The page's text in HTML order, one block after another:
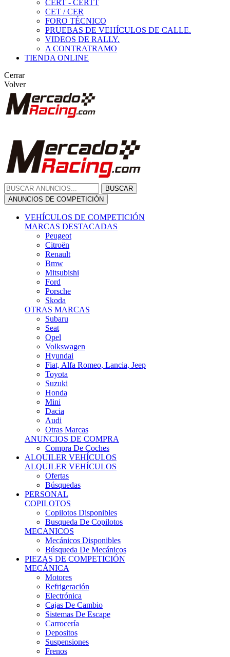
CERT - CERTT
CET / CER
FORO TÉCNICO
PRUEBAS DE VEHÍCULOS DE CALLE.
VIDEOS DE RALLY.
A CONTRATRAMO
TIENDA ONLINE
Cerrar
Volver
BUSCAR
ANUNCIOS DE COMPETICIÓN
VEHÍCULOS DE COMPETICIÓN
MARCAS DESTACADAS
Peugeot
Citroën
Renault
Bmw
Mitsubishi
Ford
Porsche
Skoda
OTRAS MARCAS
Subaru
Seat
Opel
Volkswagen
Hyundai
Fiat, Alfa Romeo, Lancia, Jeep
Toyota
Suzuki
Honda
Mini
Dacia
Audi
Otras Marcas
ANUNCIOS DE COMPRA
Compra De Coches
ALQUILER VEHÍCULOS
ALQUILER VEHÍCULOS
Ofertas
Búsquedas
PERSONAL
COPILOTOS
Copilotos Disponibles
Busqueda De Copilotos
MECANICOS
Mecánicos Disponibles
Búsqueda De Mecánicos
PIEZAS DE COMPETICIÓN
MECÁNICA
Motores
Refrigeración
Electrónica
Cajas De Cambio
Sistemas De Escape
Carrocería
Depositos
Suspensiones
Frenos
Iluminación